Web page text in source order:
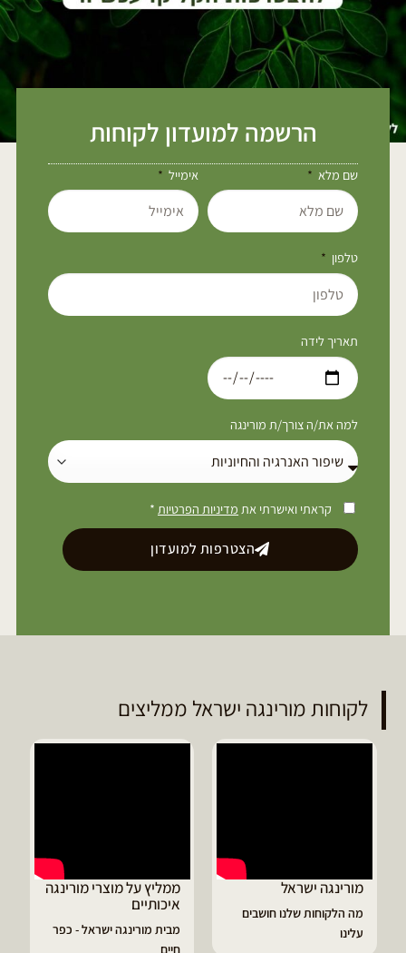
הרשמה למועדון לקוחות
שם מלא אימייל
טלפון
תאריך לידה
למה את/ה צורך/ת מורינגה
קראתי ואישרתי את מדיניות הפרטיות *
הצטרפות למועדון
לקוחות מורינגה ישראל ממליצים
ממליץ על מוצרי מורינגה
איכותיים
מבית מורינגה ישראל - כפר
דיוויד ממליץ על טבליות
מורינגה
הפסקתי לסבול מהתקפי